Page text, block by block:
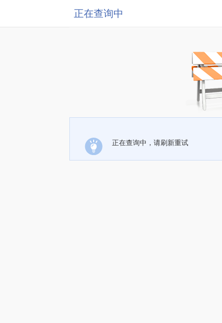
正在查询中
正在查询中，请刷新重试